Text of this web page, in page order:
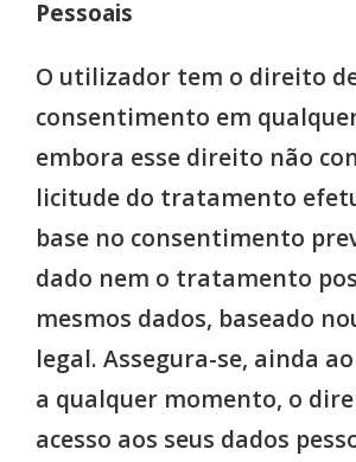
Pessoais
O utilizador tem o direito
consentimento em
embora esse direito não
licitude do tratamento
base no consentimento
dado nem o tratamento
mesmos dados, baseado
legal. Assegura-se, ainda
a qualquer momento, o
acesso aos seus dados